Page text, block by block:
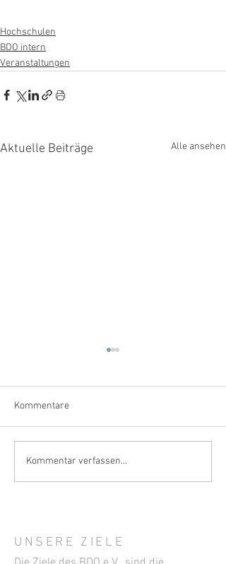
Hochschulen
BDO intern
Veranstaltungen
Aktuelle Beiträge Alle ansehen
Klimastress im Weinberg –
Kommentare
Kommentar verfassen...
UNSERE ZIELE